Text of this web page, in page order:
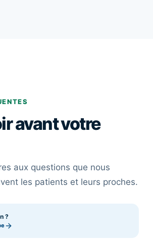
avant votre
aux questions que nous
les patients et leurs proches.
?